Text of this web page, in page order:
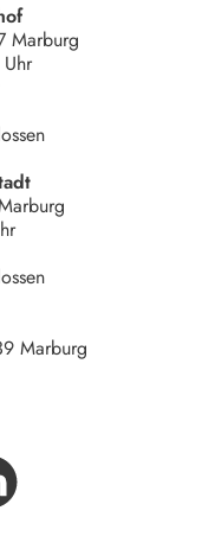
Marburg
Marburg